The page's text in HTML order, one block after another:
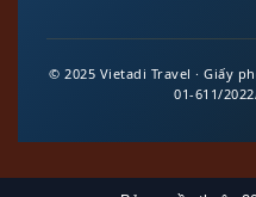
© 2025 Vietadi Travel · Giấy
01-611/